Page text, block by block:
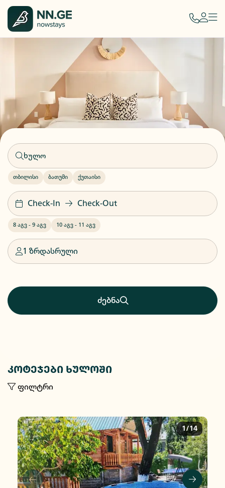
თბილისი ბათუმი ქუთაისი
Check-In Check-Out
8 აგვ - 9 აგვ 10 აგვ - 11 აგვ
1 ზრდასრული
ძებნა
კოტეჯები ხულოში
ფილტრი
1/14